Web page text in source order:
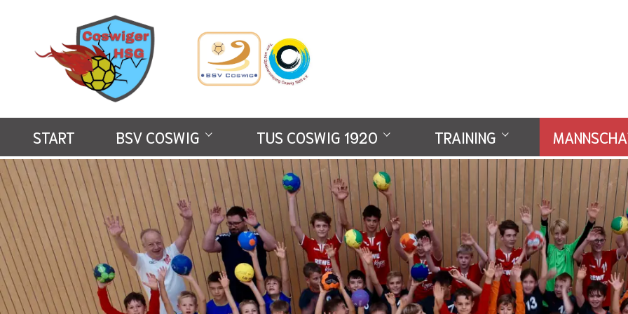
START BSV COSWIG
Über den Verein
Mitglied werden
TUS COSWIG 1920
Über den Verein
Mitglied werden
TRAINING
Trainingsablauf
Trainingszeiten
B-Jugend
C-Jugend
D-Jugend 1
D-Jugend 2